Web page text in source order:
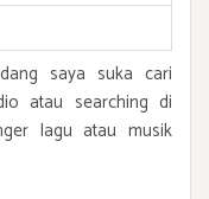
saya suka cari
atau searching di
lagu atau musik